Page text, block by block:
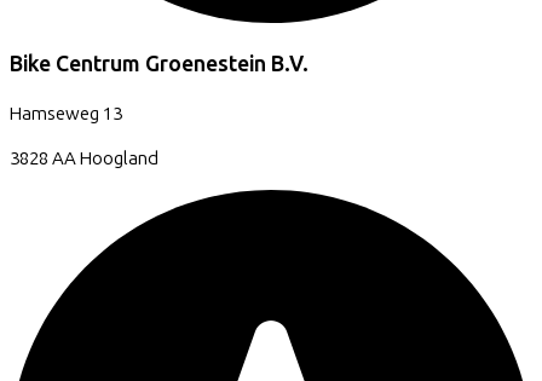
Bike Centrum Groenestein B.V.
Hamseweg 13
3828 AA Hoogland